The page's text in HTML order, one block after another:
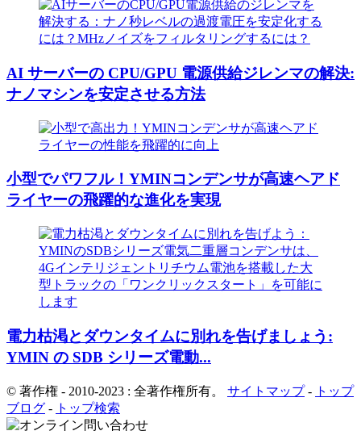
AI サーバーの CPU/GPU 電源供給ジレンマの解決:
ナノマシンを安定させる方法
小型でパワフル！YMINコンデンサが高速ヘアド
ライヤーの飛躍的な進化を実現
電力枯渇とダウンタイムに別れを告げましょう:
YMIN の SDB シリーズ電動...
© 著作権 - 2010-2023 : 全著作権所有。 サイトマップ- トップ
ブログ - トップ検索